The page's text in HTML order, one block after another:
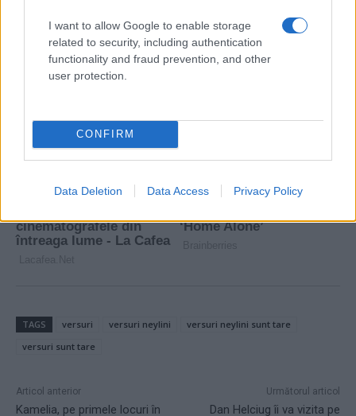
I want to allow Google to enable storage
related to security, including authentication
functionality and fraud prevention, and other
user protection.
CONFIRM
Data Deletion Data Access Privacy Policy
TAGS versuri versuri neylini
versuri neylini sunt tare
versuri sunt tare
Articol anterior
Kamelia, pe primele locuri în
Următorul articol
Dan Helciug îi va vizita pe